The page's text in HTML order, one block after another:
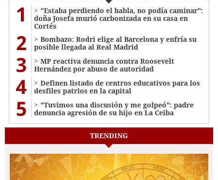
1
"Estaba perdiendo el habla, no podía caminar":
doña Josefa murió carbonizada en su casa en
Cortés
2
Bombazo: Rodri elige al Barcelona y enfría su
posible llegada al Real Madrid
3
MP reactiva denuncia contra Roosevelt
Hernández por abuso de autoridad
4
Definen listado de centros educativos para los
desfiles patrios en la capital
5
"Tuvimos una discusión y me golpeó": padre
denuncia agresión de su hijo en La Ceiba
TRENDING